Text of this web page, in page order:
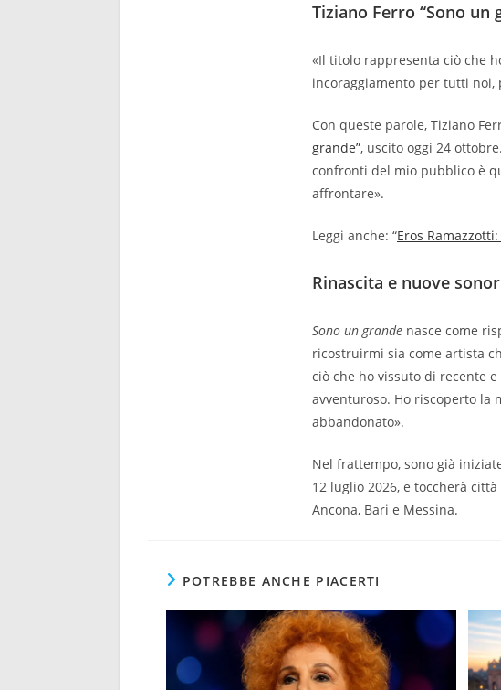
Tiziano Ferro “Sono un
«Il titolo rappresenta ciò che
incoraggiamento per tutti noi,
Con queste parole, Tiziano
grande”, uscito oggi 24
confronti del mio pubblico è
affrontare».
Leggi anche: “Eros
Rinascita e nuove
Sono un grande nasce come
ricostruirmi sia come artista
ciò che ho vissuto di recente
avventuroso. Ho riscoperto la
abbandonato».
Nel frattempo, sono già
12 luglio 2026, e toccherà città
Ancona, Bari e Messina.
POTREBBE ANCHE PIACERTI